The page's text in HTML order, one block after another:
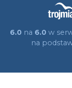
6.0na 6.0w
na